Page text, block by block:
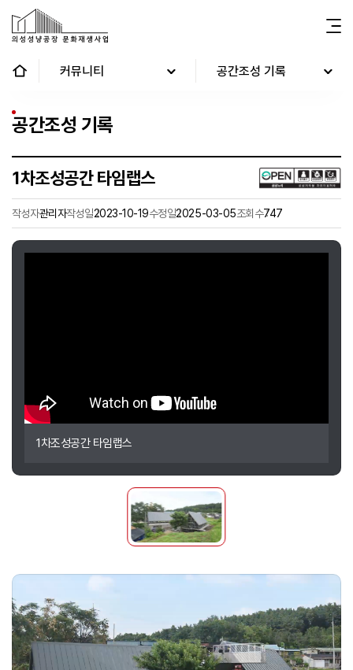
커뮤니티 공간조성 기록
공간조성 기록
1차조성공간 타임랩스
작성자관리자작성일2023-10-19수정일2025-03-05조회수747
1차조성공간 타임랩스